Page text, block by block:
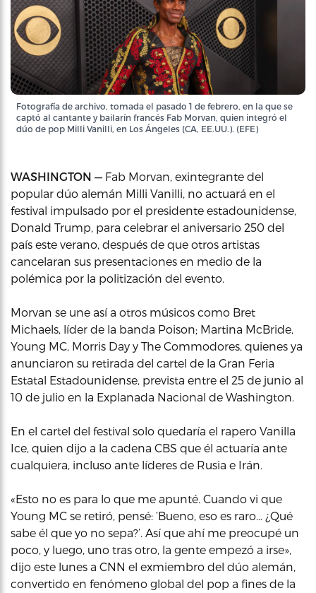
Fotografía de archivo, tomada el pasado 1 de febrero, en la que se
captó al cantante y bailarín francés Fab Morvan, quien integró el
dúo de pop Milli Vanilli, en Los Ángeles (CA, EE.UU.). (EFE)
WASHINGTON — Fab Morvan, exintegrante del
popular dúo alemán Milli Vanilli, no actuará en el
festival impulsado por el presidente estadounidense,
Donald Trump, para celebrar el aniversario 250 del
país este verano, después de que otros artistas
cancelaran sus presentaciones en medio de la
polémica por la politización del evento.
Morvan se une así a otros músicos como Bret
Michaels, líder de la banda Poison; Martina McBride,
Young MC, Morris Day y The Commodores, quienes ya
anunciaron su retirada del cartel de la Gran Feria
Estatal Estadounidense, prevista entre el 25 de junio al
10 de julio en la Explanada Nacional de Washington.
En el cartel del festival solo quedaría el rapero Vanilla
Ice, quien dijo a la cadena CBS que él actuaría ante
cualquiera, incluso ante líderes de Rusia e Irán.
«Esto no es para lo que me apunté. Cuando vi que
Young MC se retiró, pensé: ‘Bueno, eso es raro… ¿Qué
sabe él que yo no sepa?’. Así que ahí me preocupé un
poco, y luego, uno tras otro, la gente empezó a irse»,
dijo este lunes a CNN el exmiembro del dúo alemán,
convertido en fenómeno global del pop a fines de la